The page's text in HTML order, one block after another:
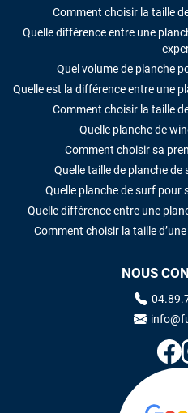
Comment choisir la taille
Quelle différence entre une
Quel volume de planche
Quelle est la différence entre une
Comment choisir la taille
Quelle planche de
Comment choisir sa
Quelle taille de planche
Quelle planche de surf pour
Quelle différence entre une
Comment choisir la taille
NOUS